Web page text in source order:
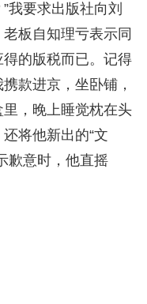
我要求出版社向刘
板自知理亏表示同
的版税而已。记得
款进京，坐卧铺，
，晚上睡觉枕在头
将他新出的“文
歉意时，他直摇